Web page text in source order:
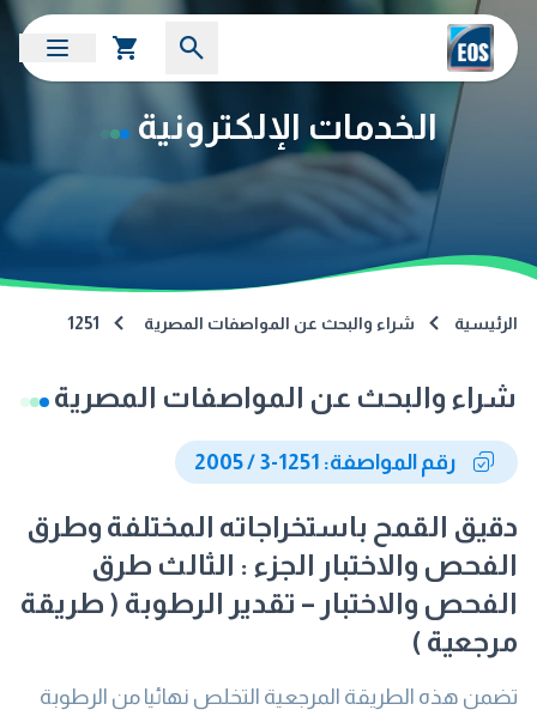
الخدمات الإلكترونية
الرئيسية شراء والبحث عن المواصفات المصرية 1251
شراء والبحث عن المواصفات المصرية
رقم المواصفة: 1251-3 / 2005
دقيق القمح باستخراجاته المختلفة وطرق
الفحص والاختبار الجزء : الثالث طرق
الفحص والاختبار – تقدير الرطوبة ( طريقة
مرجعية )
تضمن هذه الطريقة المرجعية التخلص نهائيا من الرطوبة